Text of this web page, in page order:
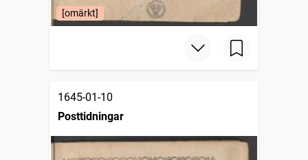
[omärkt]
1645-01-10
Posttidningar